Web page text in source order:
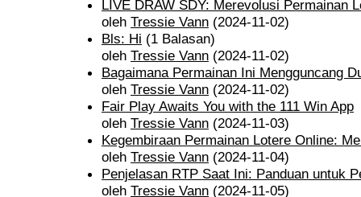
LIVE DRAW SDY: Merevolusi Permainan
oleh Tressie Vann (2024-11-02)
Bls: Hi (1 Balasan)
oleh Tressie Vann (2024-11-02)
Bagaimana Permainan Ini Mengguncang
oleh Tressie Vann (2024-11-02)
Fair Play Awaits You with the 111 Win App
oleh Tressie Vann (2024-11-03)
Kegembiraan Permainan Lotere Online:
oleh Tressie Vann (2024-11-04)
Penjelasan RTP Saat Ini: Panduan untuk
oleh Tressie Vann (2024-11-05)